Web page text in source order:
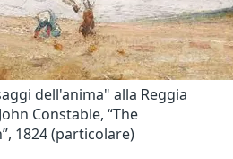
dell'anima" alla Reggia
Constable, “The
1824 (particolare)